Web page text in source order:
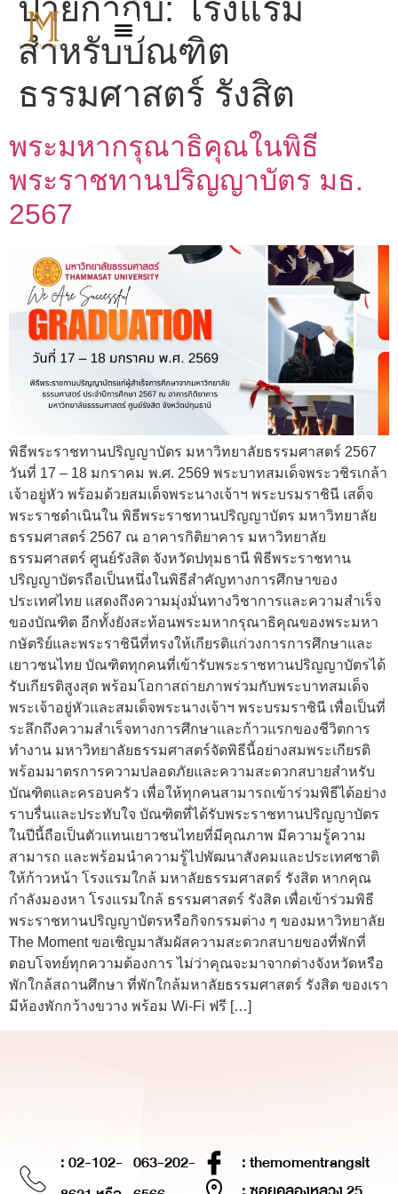
ป้ายกำกับ: โรงแรม
สำหรับบัณฑิต
ธรรมศาสตร์ รังสิต
พระมหากรุณาธิคุณในพิธี
พระราชทานปริญญาบัตร มธ.
2567
พิธีพระราชทานปริญญาบัตร มหาวิทยาลัยธรรมศาสตร์ 2567
วันที่ 17 – 18 มกราคม พ.ศ. 2569 พระบาทสมเด็จพระวชิรเกล้า
เจ้าอยู่หัว พร้อมด้วยสมเด็จพระนางเจ้าฯ พระบรมราชินี เสด็จ
พระราชดำเนินใน พิธีพระราชทานปริญญาบัตร มหาวิทยาลัย
ธรรมศาสตร์ 2567 ณ อาคารกิติยาคาร มหาวิทยาลัย
ธรรมศาสตร์ ศูนย์รังสิต จังหวัดปทุมธานี พิธีพระราชทาน
ปริญญาบัตรถือเป็นหนึ่งในพิธีสำคัญทางการศึกษาของ
ประเทศไทย แสดงถึงความมุ่งมั่นทางวิชาการและความสำเร็จ
ของบัณฑิต อีกทั้งยังสะท้อนพระมหากรุณาธิคุณของพระมหา
กษัตริย์และพระราชินีที่ทรงให้เกียรติแก่วงการการศึกษาและ
เยาวชนไทย บัณฑิตทุกคนที่เข้ารับพระราชทานปริญญาบัตรได้
รับเกียรติสูงสุด พร้อมโอกาสถ่ายภาพร่วมกับพระบาทสมเด็จ
พระเจ้าอยู่หัวและสมเด็จพระนางเจ้าฯ พระบรมราชินี เพื่อเป็นที่
ระลึกถึงความสำเร็จทางการศึกษาและก้าวแรกของชีวิตการ
ทำงาน มหาวิทยาลัยธรรมศาสตร์จัดพิธีนี้อย่างสมพระเกียรติ
พร้อมมาตรการความปลอดภัยและความสะดวกสบายสำหรับ
บัณฑิตและครอบครัว เพื่อให้ทุกคนสามารถเข้าร่วมพิธีได้อย่าง
ราบรื่นและประทับใจ บัณฑิตที่ได้รับพระราชทานปริญญาบัตร
ในปีนี้ถือเป็นตัวแทนเยาวชนไทยที่มีคุณภาพ มีความรู้ความ
สามารถ และพร้อมนำความรู้ไปพัฒนาสังคมและประเทศชาติ
ให้ก้าวหน้า โรงแรมใกล้ มหาลัยธรรมศาสตร์ รังสิต หากคุณ
กำลังมองหา โรงแรมใกล้ ธรรมศาสตร์ รังสิต เพื่อเข้าร่วมพิธี
พระราชทานปริญญาบัตรหรือกิจกรรมต่าง ๆ ของมหาวิทยาลัย
The Moment ขอเชิญมาสัมผัสความสะดวกสบายของที่พักที่
ตอบโจทย์ทุกความต้องการ ไม่ว่าคุณจะมาจากต่างจังหวัดหรือ
พักใกล้สถานศึกษา ที่พักใกล้มหาลัยธรรมศาสตร์ รังสิต ของเรา
มีห้องพักกว้างขวาง พร้อม Wi-Fi ฟรี […]
: 02-102- 063-202-
: themomentrangsit